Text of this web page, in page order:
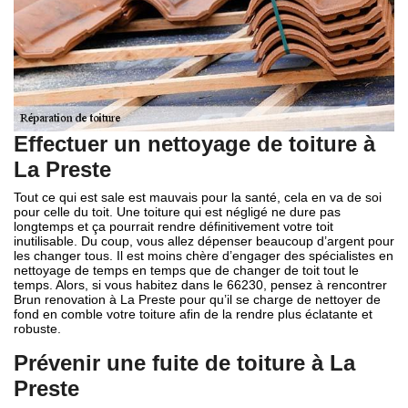
Effectuer un nettoyage de toiture à
La Preste
Tout ce qui est sale est mauvais pour la santé, cela en va de soi
pour celle du toit. Une toiture qui est négligé ne dure pas
longtemps et ça pourrait rendre définitivement votre toit
inutilisable. Du coup, vous allez dépenser beaucoup d’argent pour
les changer tous. Il est moins chère d’engager des spécialistes en
nettoyage de temps en temps que de changer de toit tout le
temps. Alors, si vous habitez dans le 66230, pensez à rencontrer
Brun renovation à La Preste pour qu’il se charge de nettoyer de
fond en comble votre toiture afin de la rendre plus éclatante et
robuste.
Prévenir une fuite de toiture à La
Preste